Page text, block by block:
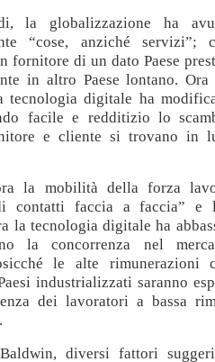
la globalizzazione ha
“cose, anziché servizi”;
fornitore di un dato Paese
in altro Paese lontano.
tecnologia digitale ha
facile e redditizio lo
e cliente si trovano in
la mobilità della forza
di contatti faccia a faccia”
la tecnologia digitale ha
la concorrenza nel
le alte rimunerazioni
industrializzati saranno
dei lavoratori a bassa
diversi fattori